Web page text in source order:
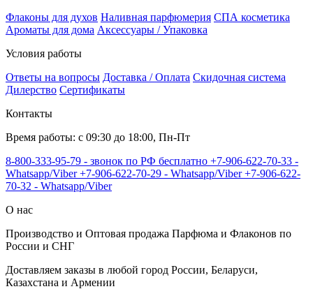
Флаконы для духов Наливная парфюмерия СПА косметика
Ароматы для дома Аксессуары / Упаковка
Условия работы
Ответы на вопросы Доставка / Оплата Скидочная система
Дилерство Сертификаты
Контакты
Время работы: с 09:30 до 18:00, Пн-Пт
8-800-333-95-79 - звонок по РФ бесплатно +7-906-622-70-33 -
Whatsapp/Viber+7-906-622-70-29 - Whatsapp/Viber+7-906-622-
70-32 - Whatsapp/Viber
О нас
Производство и Оптовая продажа Парфюма и Флаконов по
России и СНГ
Доставляем заказы в любой город России, Беларуси,
Казахстана и Армении